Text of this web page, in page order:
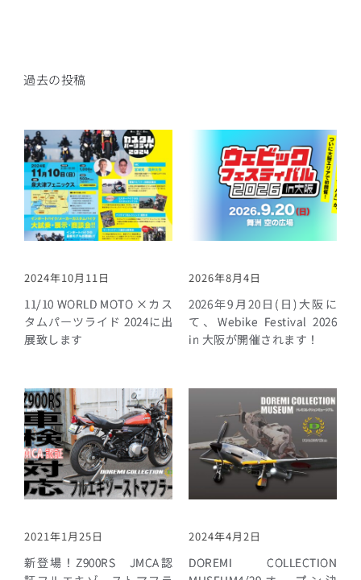
過去の投稿
2024年10月11日
11/10 WORLD MOTO ×カス
タムパーツライド 2024に出
展致します
2026年8月4日
2026年9月20日(日)大阪に
て、Webike Festival 2026
in 大阪が開催されます！
2021年1月25日
新登場！Z900RS JMCA認
2024年4月2日
DOREMI COLLECTION